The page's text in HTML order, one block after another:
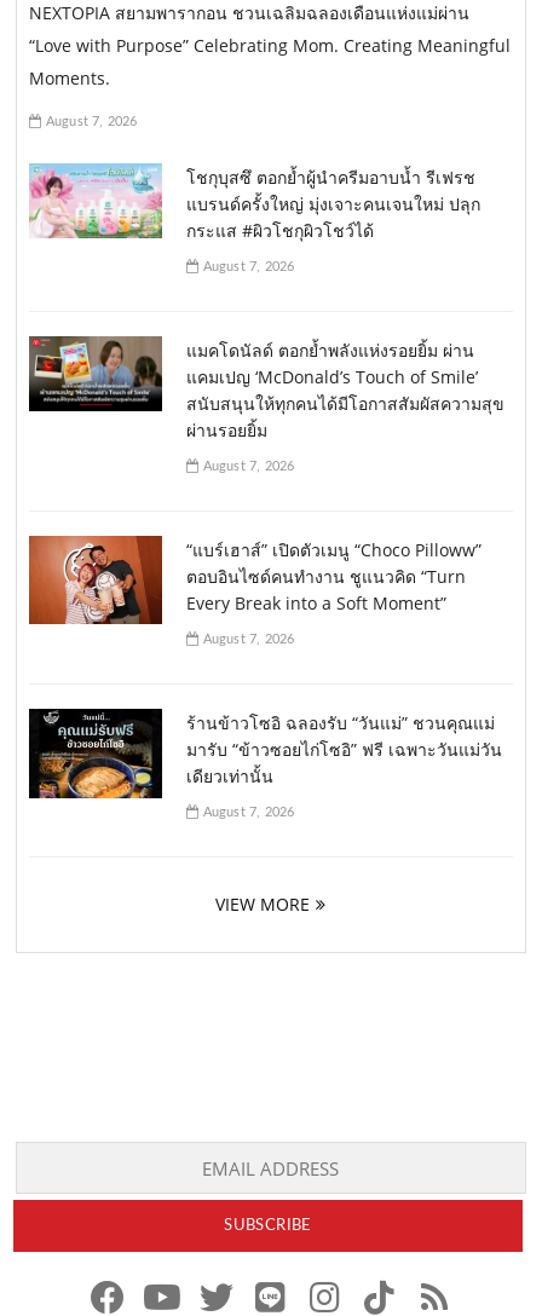
NEXTOPIA สยามพารากอน ชวนเฉลิมฉลองเดือนแห่งแม่ผ่าน
“Love with Purpose” Celebrating Mom. Creating Meaningful
Moments.
August 7, 2026
โชกุบุสซึ ตอกย้ำผู้นำครีมอาบน้ำ รีเฟรช
แบรนด์ครั้งใหญ่ มุ่งเจาะคนเจนใหม่ ปลุก
กระแส #ผิวโชกุผิวโชว์ได้
August 7, 2026
แมคโดนัลด์ ตอกย้ำพลังแห่งรอยยิ้ม ผ่าน
แคมเปญ ‘McDonald’s Touch of Smile’
สนับสนุนให้ทุกคนได้มีโอกาสสัมผัสความสุข
ผ่านรอยยิ้ม
August 7, 2026
“แบร์เฮาส์” เปิดตัวเมนู “Choco Pilloww”
ตอบอินไซด์คนทำงาน ชูแนวคิด “Turn
Every Break into a Soft Moment”
August 7, 2026
ร้านข้าวโซอิ ฉลองรับ “วันแม่” ชวนคุณแม่
มารับ “ข้าวซอยไก่โซอิ” ฟรี เฉพาะวันแม่วัน
เดียวเท่านั้น
August 7, 2026
VIEW MORE
x
r